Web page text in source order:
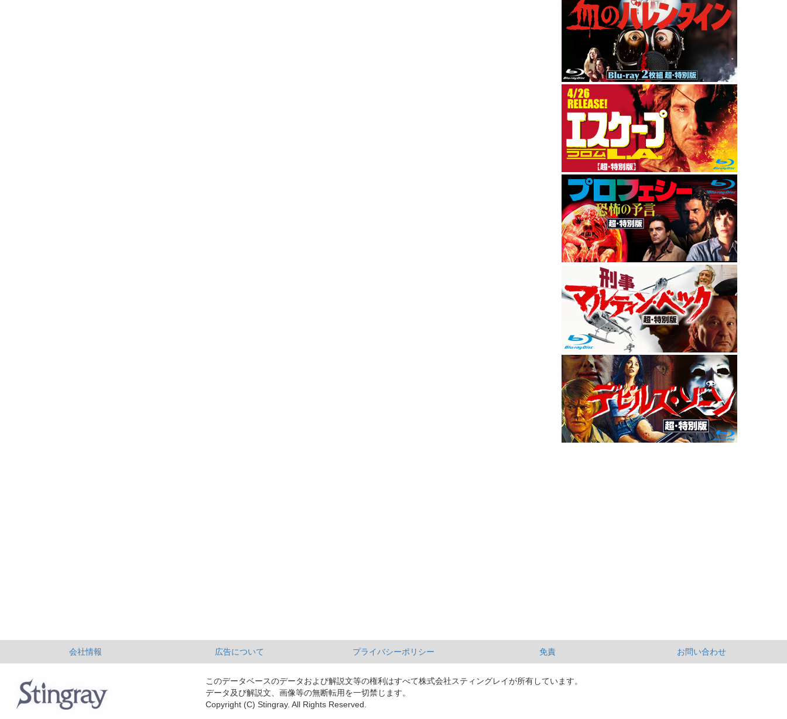
会社情報 広告について プライバシーポリシー 免責 お問い合わせ
このデータベースのデータおよび解説文等の権利はすべて株式会社スティングレイが所有しています。
データ及び解説文、画像等の無断転用を一切禁じます。
Copyright (C) Stingray. All Rights Reserved.